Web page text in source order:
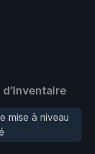
d’inventaire
mise à niveau